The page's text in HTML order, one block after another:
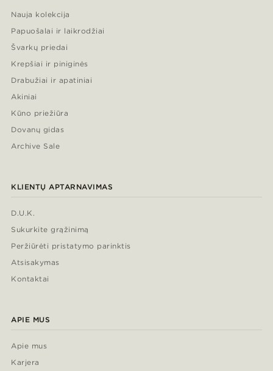
Nauja kolekcija
Papuošalai ir laikrodžiai
Švarkų priedai
Krepšiai ir piniginės
Drabužiai ir apatiniai
Akiniai
Kūno priežiūra
Dovanų gidas
Archive Sale
KLIENTŲ APTARNAVIMAS
D.U.K.
Sukurkite grąžinimą
Peržiūrėti pristatymo parinktis
Atsisakymas
Kontaktai
APIE MUS
Apie mus
Karjera